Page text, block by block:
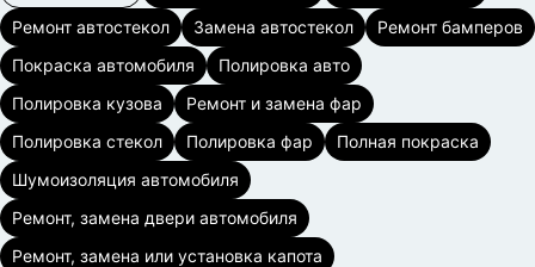
Ремонт автостекол
Замена автостекол
Ремонт бамперов
Покраска автомобиля
Полировка авто
Полировка кузова
Ремонт и замена фар
Полировка стекол
Полировка фар
Полная покраска
Шумоизоляция автомобиля
Ремонт, замена двери автомобиля
Ремонт, замена или установка капота